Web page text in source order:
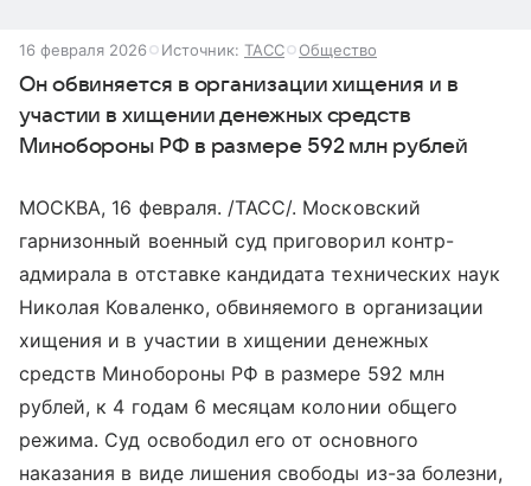
16 февраля 2026 Источник: ТАСС Общество
Он обвиняется в организации хищения и в
участии в хищении денежных средств
Минобороны РФ в размере 592 млн рублей
МОСКВА, 16 февраля. /ТАСС/. Московский
гарнизонный военный суд приговорил контр-
адмирала в отставке кандидата технических наук
Николая Коваленко, обвиняемого в организации
хищения и в участии в хищении денежных
средств Минобороны РФ в размере 592 млн
рублей, к 4 годам 6 месяцам колонии общего
режима. Суд освободил его от основного
наказания в виде лишения свободы из-за болезни,